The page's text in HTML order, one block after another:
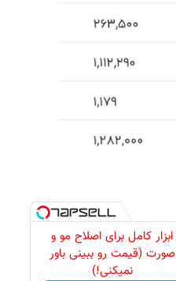
ابزار کامل برای اصلاح مو و
صورت (قیمت رو ببینی باور
نمیکنی!)